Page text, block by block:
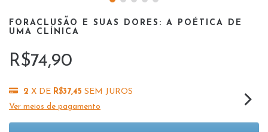
FORACLUSÃO E SUAS DORES: A POÉTICA DE
UMA CLÍNICA
R$74,90
2 X DE R$37,45 SEM JUROS
Ver meios de pagamento